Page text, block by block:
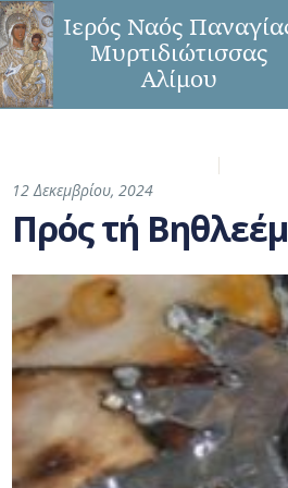
12 Δεκεμβρίου, 2024
Πρός τή Βηθλεέμ